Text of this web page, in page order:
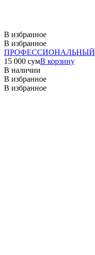
В избранное
В избранное
ПРОФЕССИОНАЛЬНЫЙ
15 000 сумВ корзину
В наличии
В избранное
В избранное